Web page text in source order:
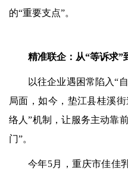
的“重要支点”。
精准联企：从“等诉求”
以往企业遇困常陷入“
局面，如今，垫江县桂溪
络人”机制，让服务主动靠
门”。
今年5月，重庆市佳佳